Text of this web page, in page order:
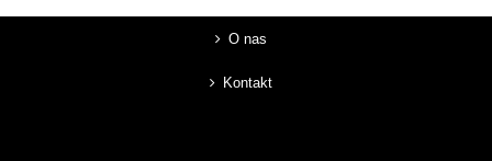
O nas
Kontakt